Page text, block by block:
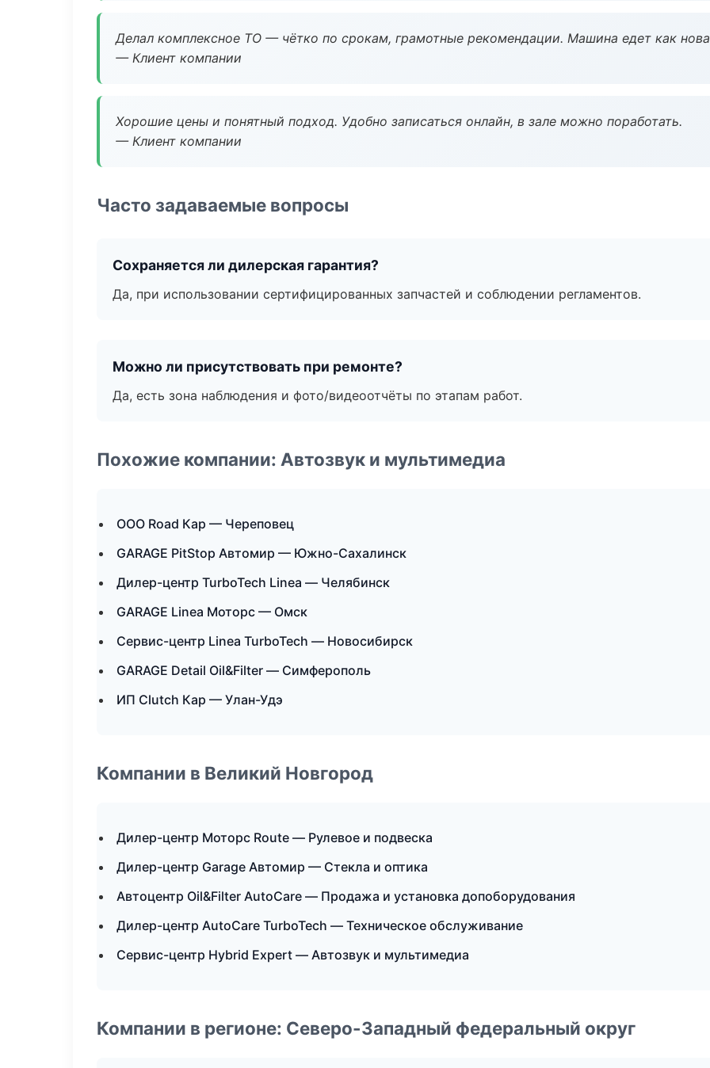
Делал комплексное ТО — чётко по срокам, грамотные рекомендации. Машина едет как
— Клиент компании
Хорошие цены и понятный подход. Удобно записаться онлайн, в зале можно поработать.
— Клиент компании
Часто задаваемые вопросы
Сохраняется ли дилерская гарантия?
Да, при использовании сертифицированных запчастей и соблюдении регламентов.
Можно ли присутствовать при ремонте?
Да, есть зона наблюдения и фото/видеоотчёты по этапам работ.
Похожие компании: Автозвук и мультимедиа
ООО Road Кар — Череповец
GARAGE PitStop Автомир — Южно-Сахалинск
Дилер-центр TurboTech Linea — Челябинск
GARAGE Linea Моторс — Омск
Сервис-центр Linea TurboTech — Новосибирск
GARAGE Detail Oil&Filter — Симферополь
ИП Clutch Кар — Улан-Удэ
Компании в Великий Новгород
Дилер-центр Моторс Route — Рулевое и подвеска
Дилер-центр Garage Автомир — Стекла и оптика
Автоцентр Oil&Filter AutoCare — Продажа и установка допоборудования
Дилер-центр AutoCare TurboTech — Техническое обслуживание
Сервис-центр Hybrid Expert — Автозвук и мультимедиа
Компании в регионе: Северо-Западный федеральный округ